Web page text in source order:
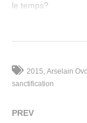
le temps?
enseignement les
244 Avenue de
33400 Talence
Facebook : https://
2015 Arselain
sanctification
PREV